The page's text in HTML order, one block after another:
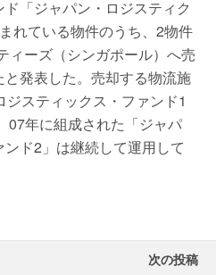
「ジャパン・ロジスティク
れている物件のうち、2物件
ィーズ（シンガポール）へ売
発表した。売却する物流施
スティックス・ファンド1
07年に組成された「ジャパ
ド2」は継続して運用して
次の投稿